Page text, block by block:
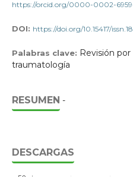
https://orcid.org/0000-0002-
DOI: https://doi.org/10.15417/
Palabras clave: Revisión
traumatología
RESUMEN -
DESCARGAS